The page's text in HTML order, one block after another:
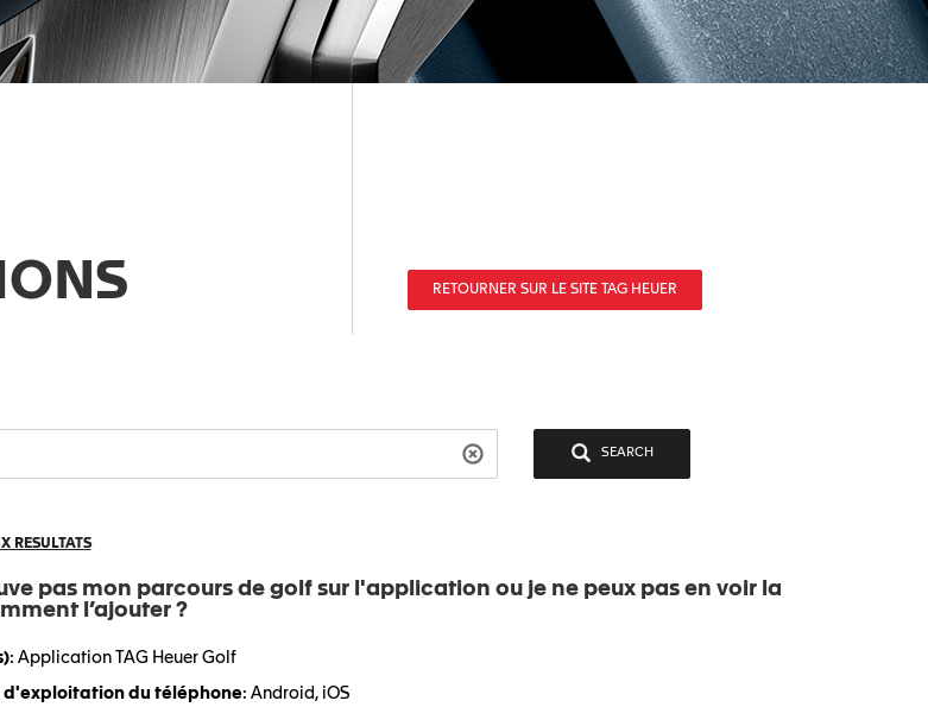
RETOURNER SUR LE SITE TAG HEUER
SEARCH
RESULTATS
pas mon parcours de golf sur l'application ou je ne peux pas en voir la
l’ajouter ?
: Application TAG Heuer Golf
d'exploitation du téléphone: Android, iOS